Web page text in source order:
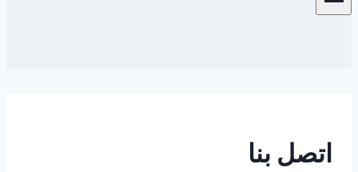
اتصل بنا